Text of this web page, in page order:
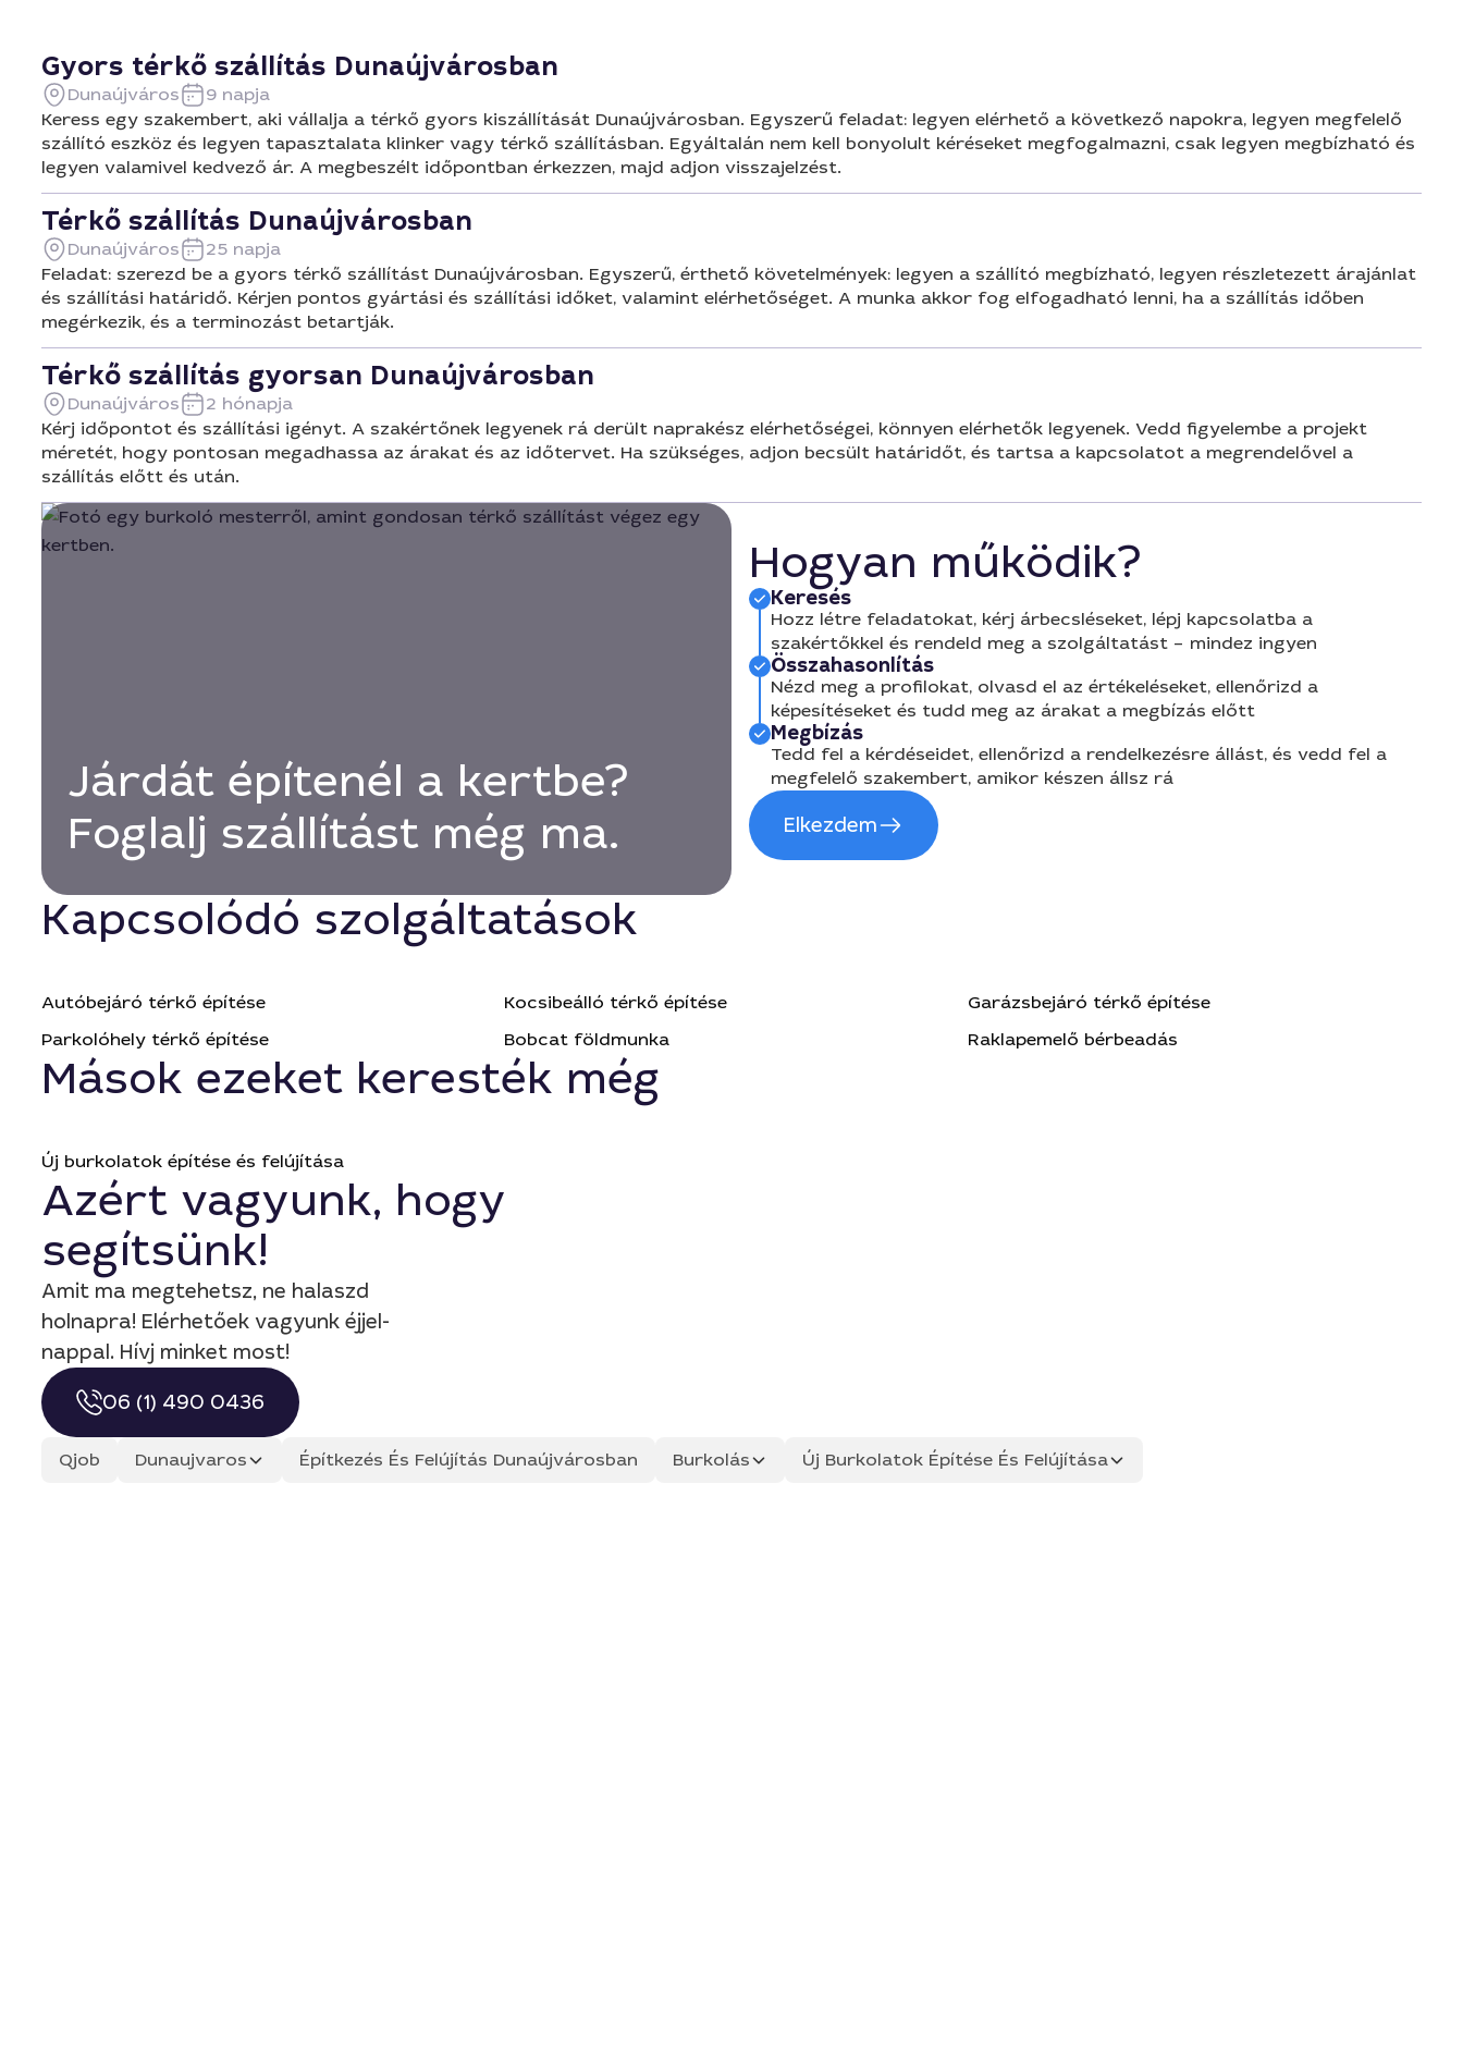
Gyors térkő szállítás Dunaújvárosban
Dunaújváros
9 napja
Keress egy szakembert, aki vállalja a térkő gyors kiszállítását Dunaújvárosban. Egyszerű feladat: legyen elérhető a következő napokra, legyen megfelelő
szállító eszköz és legyen tapasztalata klinker vagy térkő szállításban. Egyáltalán nem kell bonyolult kéréseket megfogalmazni, csak legyen megbízható és
legyen valamivel kedvező ár. A megbeszélt időpontban érkezzen, majd adjon visszajelzést.
Térkő szállítás Dunaújvárosban
Dunaújváros
25 napja
Feladat: szerezd be a gyors térkő szállítást Dunaújvárosban. Egyszerű, érthető követelmények: legyen a szállító megbízható, legyen részletezett árajánlat
és szállítási határidő. Kérjen pontos gyártási és szállítási időket, valamint elérhetőséget. A munka akkor fog elfogadható lenni, ha a szállítás időben
megérkezik, és a terminozást betartják.
Térkő szállítás gyorsan Dunaújvárosban
Dunaújváros
2 hónapja
Kérj időpontot és szállítási igényt. A szakértőnek legyenek rá derült naprakész elérhetőségei, könnyen elérhetők legyenek. Vedd figyelembe a projekt
méretét, hogy pontosan megadhassa az árakat és az időtervet. Ha szükséges, adjon becsült határidőt, és tartsa a kapcsolatot a megrendelővel a
szállítás előtt és után.
Járdát építenél a kertbe?
Foglalj szállítást még ma.
Hogyan működik?
Keresés
Hozz létre feladatokat, kérj árbecsléseket, lépj kapcsolatba a
szakértőkkel és rendeld meg a szolgáltatást – mindez ingyen
Összahasonlítás
Nézd meg a profilokat, olvasd el az értékeléseket, ellenőrizd a
képesítéseket és tudd meg az árakat a megbízás előtt
Megbízás
Tedd fel a kérdéseidet, ellenőrizd a rendelkezésre állást, és vedd fel a
megfelelő szakembert, amikor készen állsz rá
Elkezdem
Kapcsolódó szolgáltatások
Autóbejáró térkő építése Kocsibeálló térkő építése
Garázsbejáró térkő építése
Parkolóhely térkő építése
Bobcat földmunka Raklapemelő bérbeadás
Mások ezeket keresték még
Új burkolatok építése és felújítása
Azért vagyunk, hogy
segítsünk!
Amit ma megtehetsz, ne halaszd
holnapra! Elérhetőek vagyunk éjjel-
nappal. Hívj minket most!
06 (1) 490 0436
Qjob Dunaujvaros Építkezés És Felújítás Dunaújvárosban Burkolás Új Burkolatok Építése És Felújítása